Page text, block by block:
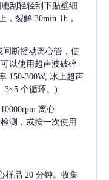
刮轻轻刮下贴壁细
，裂解 30min-1h，
断摇动离心管，使
以使用超声波破碎
150-300W, 冰上超声
3~5 个循环。)
离心
测，或按一次使用
样品 20 分钟。收集